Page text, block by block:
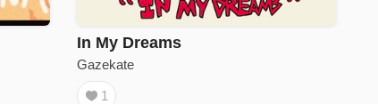
In My Dreams
Gazekate
1